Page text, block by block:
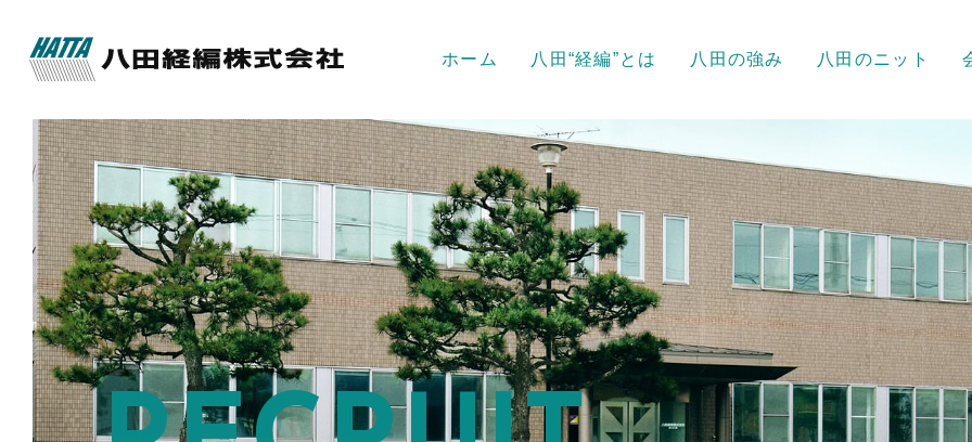
ホーム 八田“経編”とは 八田の強み 八田のニット